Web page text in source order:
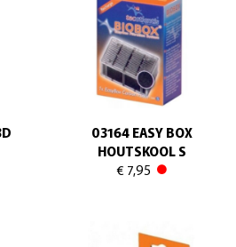
03164 EASY BOX
HOUTSKOOL S
€ 7,95